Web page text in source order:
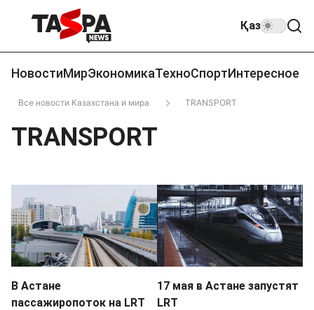
Қаз
НовостиМирЭкономикаТехноСпортИнтересное
Все новости Казахстана и мира TRANSPORT
TRANSPORT
В Астане
пассажиропоток на LRT
17 мая в Астане запустят
LRT